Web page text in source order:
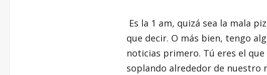
Es la 1 am, quizá sea la mala
que decir. O más bien, tengo
noticias primero. Tú eres el
soplando alrededor de nuestro